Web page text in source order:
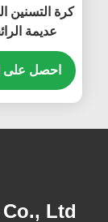
كرة التسنين
عديمة
السيليكون
احصل على
Ltd.